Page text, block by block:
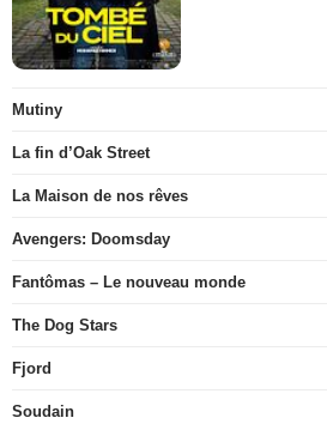
Mutiny
La fin d’Oak Street
La Maison de nos rêves
Avengers: Doomsday
Fantômas – Le nouveau monde
The Dog Stars
Fjord
Soudain